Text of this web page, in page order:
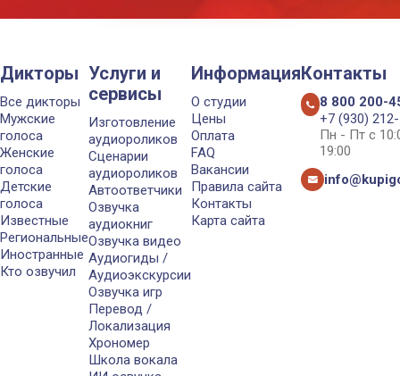
Дикторы
Все дикторы
Мужские
голоса
Женские
голоса
Детские
голоса
Известные
Региональные
Иностранные
Кто озвучил
Услуги и
сервисы
Изготовление
аудиороликов
Сценарии
аудиороликов
Автоответчики
Озвучка
аудиокниг
Озвучка видео
Аудиогиды /
Аудиоэкскурсии
Озвучка игр
Перевод /
Локализация
Хрономер
Школа вокала
Информация
О студии
Цены
Оплата
FAQ
Вакансии
Правила сайта
Контакты
Карта сайта
Контакты
8 800 200-
+7 (930)
Пн - Пт с
19:00